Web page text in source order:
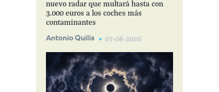
nuevo radar que multará hasta con
3.000 euros a los coches más
contaminantes
Antonio Quilis 07-08-2026